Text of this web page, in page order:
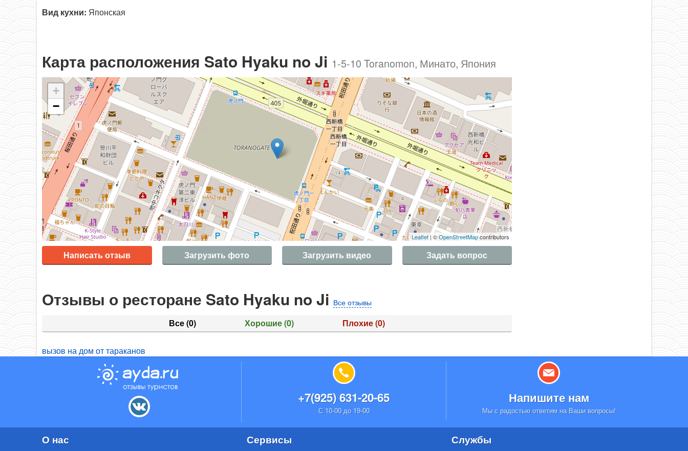
Вид кухни: Японская
Карта расположения Sato Hyaku no Ji 1-5-10 Toranomon, Минато, Япония
+
−
Leaflet| ©OpenStreetMapcontributors
Написать отзыв Загрузить фото Загрузить видео Задать вопрос
Отзывы о ресторане Sato Hyaku no Ji Все отзывы
Все(0) Хорошие(0) Плохие(0)
вызов на дом от тараканов
+7(925) 631-20-65
С 10-00 до 19-00
Напишите нам
Мы с радостью ответим на Ваши вопросы!
О нас Сервисы Службы